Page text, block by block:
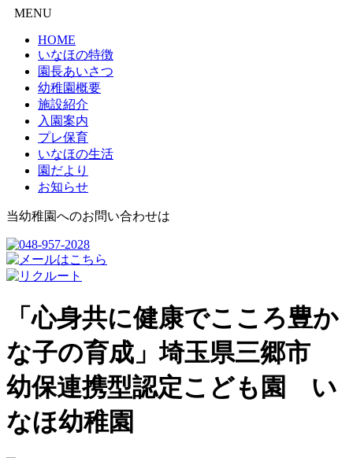
MENU
HOME
いなほの特徴
園長あいさつ
幼稚園概要
施設紹介
入園案内
プレ保育
いなほの生活
園だより
お知らせ
当幼稚園へのお問い合わせは
「心身共に健康でこころ豊か
な子の育成」埼玉県三郷市
幼保連携型認定こども園 い
なほ幼稚園